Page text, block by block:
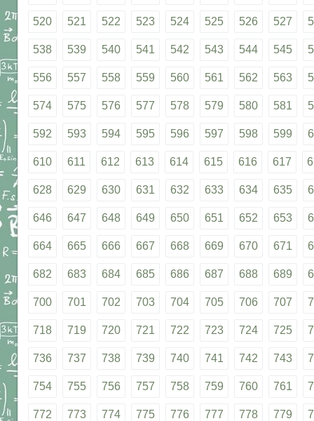
520 521 522 523 524 525 526 527
538 539 540 541 542 543 544 545
556 557 558 559 560 561 562 563
574 575 576 577 578 579 580 581
592 593 594 595 596 597 598 599
610 611 612 613 614 615 616 617
628 629 630 631 632 633 634 635
646 647 648 649 650 651 652 653
664 665 666 667 668 669 670 671
682 683 684 685 686 687 688 689
700 701 702 703 704 705 706 707
718 719 720 721 722 723 724 725
736 737 738 739 740 741 742 743
754 755 756 757 758 759 760 761
772 773 774 775 776 777 778 779